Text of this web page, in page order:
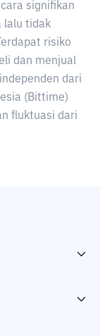
signifikan
lalu tidak
risiko
dan menjual
dari
(Bittime)
fluktuasi dari